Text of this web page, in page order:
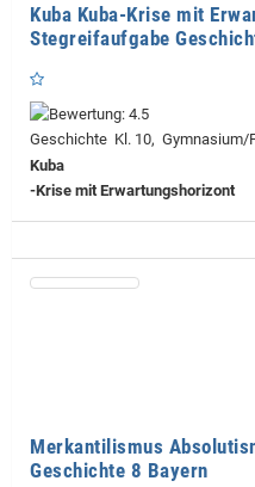
Kuba Kuba-Krise mit
Stegreifaufgabe
Geschichte Kl. 10, Gymnasium/
Kuba
-Krise mit Erwartungshorizont
Merkantilismus
Geschichte 8 Bayern